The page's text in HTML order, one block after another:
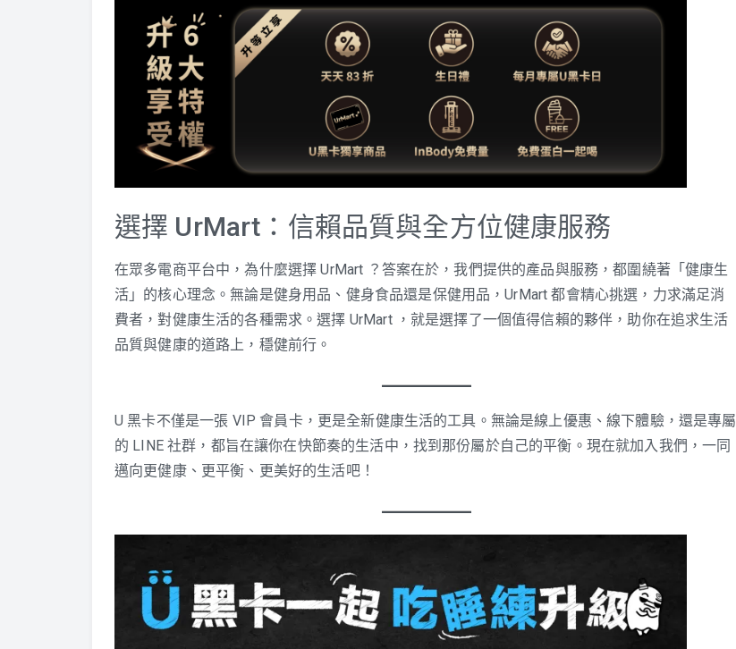
選擇 UrMart：信賴品質與全方位健康服務
在眾多電商平台中，為什麼選擇 UrMart ？答案在於，我們提供的產品與服務，都圍繞著「健康生
活」的核心理念。無論是健身用品、健身食品還是保健用品，UrMart 都會精心挑選，力求滿足消
費者，對健康生活的各種需求。選擇 UrMart ，就是選擇了一個值得信賴的夥伴，助你在追求生活
品質與健康的道路上，穩健前行。
U 黑卡不僅是一張 VIP 會員卡，更是全新健康生活的工具。無論是線上優惠、線下體驗，還是專屬
的 LINE 社群，都旨在讓你在快節奏的生活中，找到那份屬於自己的平衡。現在就加入我們，一同
邁向更健康、更平衡、更美好的生活吧！